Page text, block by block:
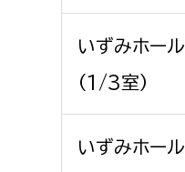
求職者
外国人
福祉健康部
福祉政策課
生活援護課
障がい福祉課
いずみホール
（1/3室）
いずみホール